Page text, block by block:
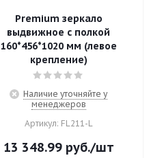
Premium зеркало
выдвижное с полкой
160*456*1020 мм (левое
крепление)
Наличие уточняйте у
менеджеров
Артикул: FL211-L
13 348.99руб./шт